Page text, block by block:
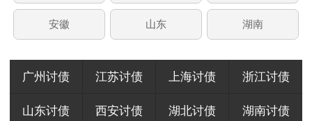
安徽 山东 湖南
广州讨债 江苏讨债 上海讨债 浙江讨债
山东讨债 西安讨债 湖北讨债 湖南讨债